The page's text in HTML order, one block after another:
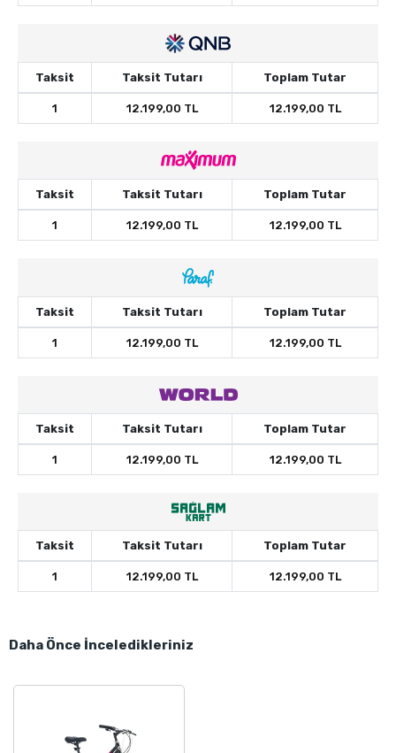
Taksit Taksit Tutarı Toplam Tutar
1 12.199,00 TL 12.199,00 TL
Taksit Taksit Tutarı Toplam Tutar
1 12.199,00 TL 12.199,00 TL
Taksit Taksit Tutarı Toplam Tutar
1 12.199,00 TL 12.199,00 TL
Taksit Taksit Tutarı Toplam Tutar
1 12.199,00 TL 12.199,00 TL
Taksit Taksit Tutarı Toplam Tutar
1 12.199,00 TL 12.199,00 TL
Daha Önce İnceledikleriniz